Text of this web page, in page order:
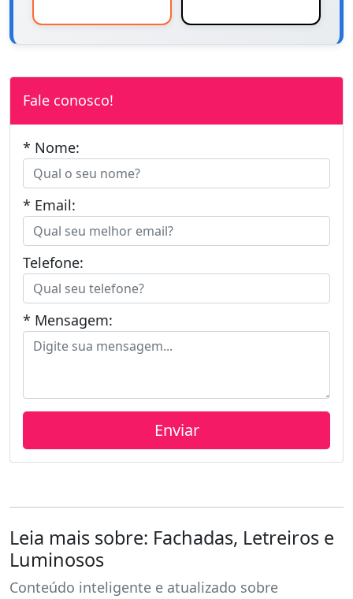
Fale conosco!
* Nome:
* Email:
Telefone:
* Mensagem:
Leia mais sobre: Fachadas, Letreiros e
Luminosos
Conteúdo inteligente e atualizado sobre